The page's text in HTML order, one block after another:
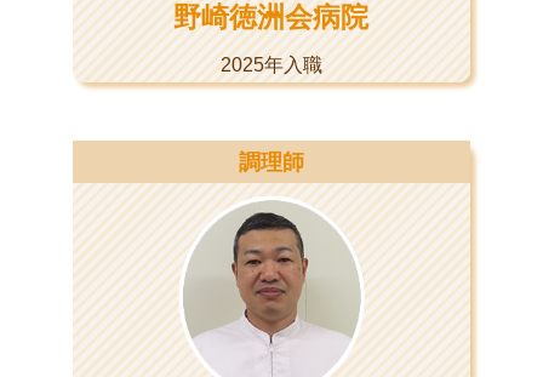
野崎徳洲会病院
2025年入職
調理師